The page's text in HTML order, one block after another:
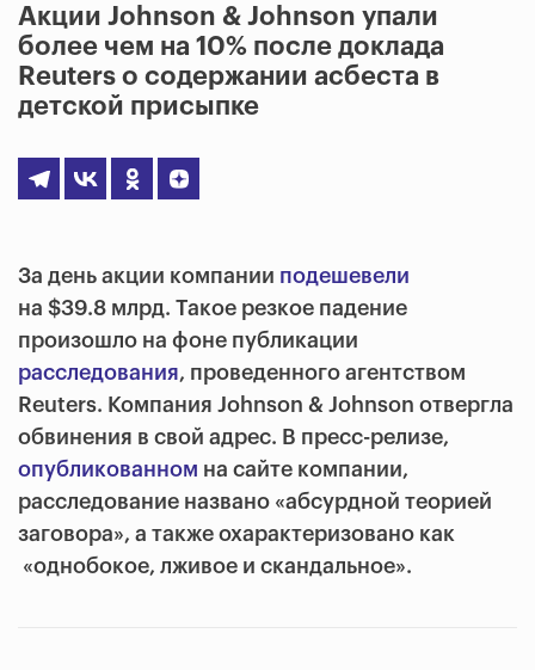
Акции Johnson & Johnson упали
более чем на 10% после доклада
Reuters о содержании асбеста в
детской присыпке
За день акции компании подешевели
на $39.8 млрд. Такое резкое падение
произошло на фоне публикации
расследования, проведенного агентством
Reuters. Компания Johnson & Johnson отвергла
обвинения в свой адрес. В пресс-релизе,
опубликованном на сайте компании,
расследование названо «абсурдной теорией
заговора», а также охарактеризовано как
«однобокое, лживое и скандальное».